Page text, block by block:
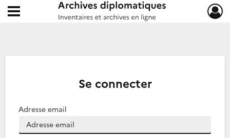
Archives diplomatiques
Ouvrir le menu déroulant
Se connecter
Adresse email